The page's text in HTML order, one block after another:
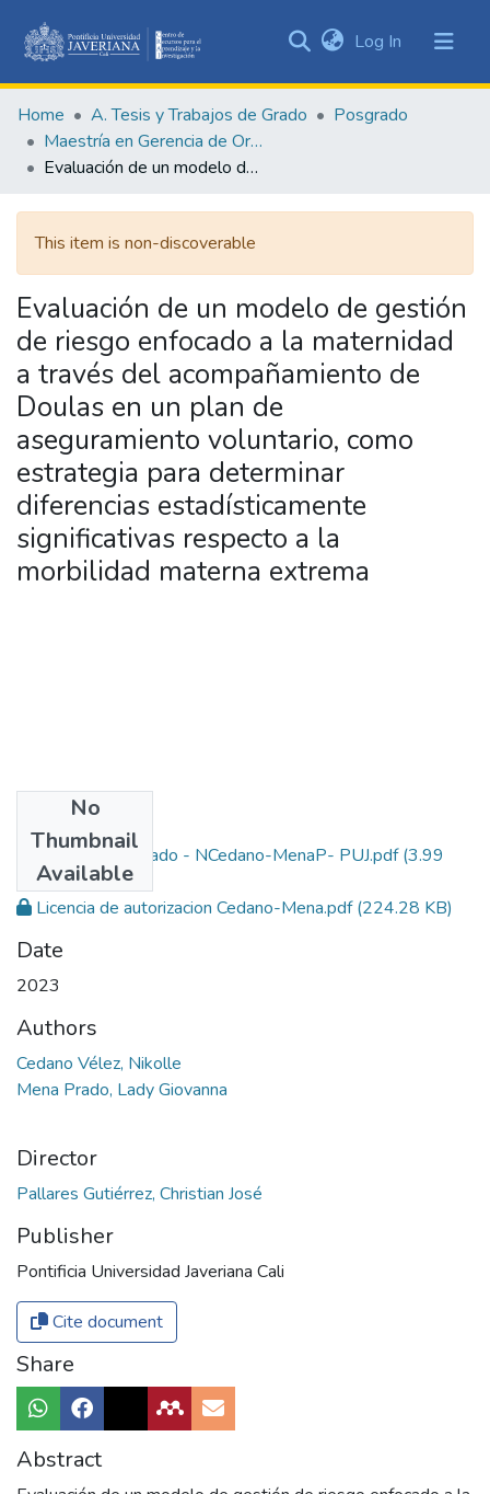
&
Collections
All of DSpace
Statistics
Log In (current)
Home A. Tesis y Trabajos de Grado
Posgrado
Maestría en Gerencia de Organizaciones de Salud
Evaluación de un modelo de gestión de riesgo enfocado a la maternidad a través del acompañamiento de Doulas en un plan de aseguramiento voluntario, como estrategia para determinar diferencias estadísticamente significativas respecto a la morbilidad materna extrema
This item is non-discoverable
Evaluación de un modelo de gestión
de riesgo enfocado a la maternidad
a través del acompañamiento de
Doulas en un plan de
aseguramiento voluntario, como
estrategia para determinar
diferencias estadísticamente
significativas respecto a la
morbilidad materna extrema
No
Thumbnail
Available
Proyecto de grado - NCedano-MenaP- PUJ.pdf(3.99
MB)
Licencia de autorizacion Cedano-Mena.pdf(224.28 KB)
Date
2023
Authors
Cedano Vélez, Nikolle
Mena Prado, Lady Giovanna
Director
Pallares Gutiérrez, Christian José
Publisher
Pontificia Universidad Javeriana Cali
Cite document
Share
Abstract